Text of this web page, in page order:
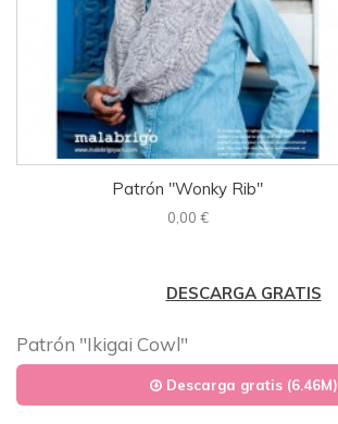
Patrón "Wonky Rib"
0,00 €
DESCARGA GRATIS
Patrón "Ikigai Cowl"
Descarga gratis (6.46M)